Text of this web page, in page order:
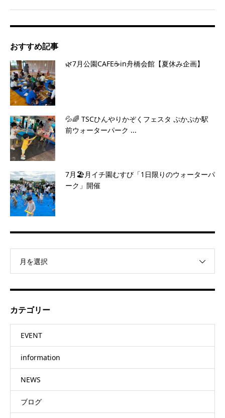
おすすめ記事
🌿7月公園CAFE☕️in舟橋会館【夏休み企画】
💦🌈 TSCひんやりかぞくフェスタ ぷかぷか駅
前ウォーターパーク ...
7月🏖️月イチ園むすび「1日限りのウォーターパ
ーク」開催
月を選択
カテゴリー
EVENT
information
NEWS
ブログ